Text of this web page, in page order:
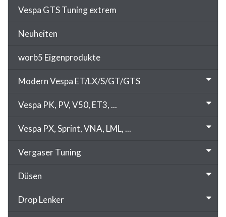
Vespa GTS Tuning extrem
Neuheiten
worb5 Eigenprodukte
Modern Vespa ET/LX/S/GT/GTS
Vespa PK, PV, V50, ET3, ...
Vespa PX, Sprint, VNA, LML, ...
Vergaser Tuning
Düsen
Drop Lenker